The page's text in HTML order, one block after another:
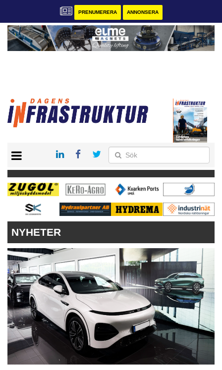
PRENUMERERA ANNONSERA
KONTAKT
VÅRA ANDRA MAGASIN
PRENUMERERA
ANNONSERA
NYHETER